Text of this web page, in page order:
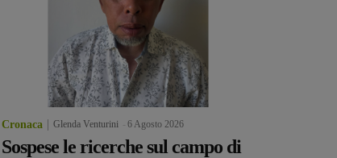
Cronaca Glenda Venturini 6 Agosto 2026
Sospese le ricerche sul campo di